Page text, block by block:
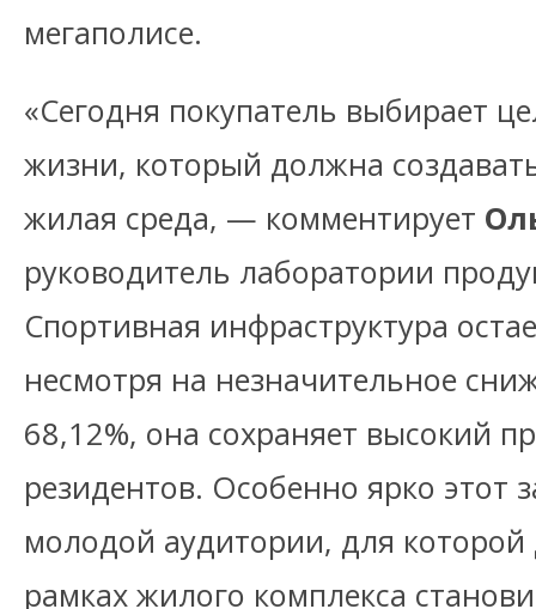
мегаполисе.
«Сегодня покупатель выбирает
жизни, который должна
жилая среда, — комментирует
руководитель лаборатории
Спортивная инфраструктура
несмотря на незначительное
68,12%, она сохраняет высокий
резидентов. Особенно ярко этот
молодой аудитории, для которой
рамках жилого комплекса